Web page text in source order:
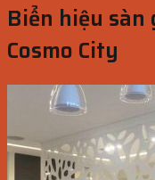
Biển hiệu sàn
Cosmo City